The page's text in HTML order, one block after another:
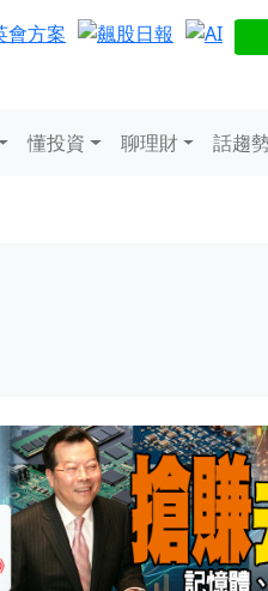
懂投資 聊理財 話趨